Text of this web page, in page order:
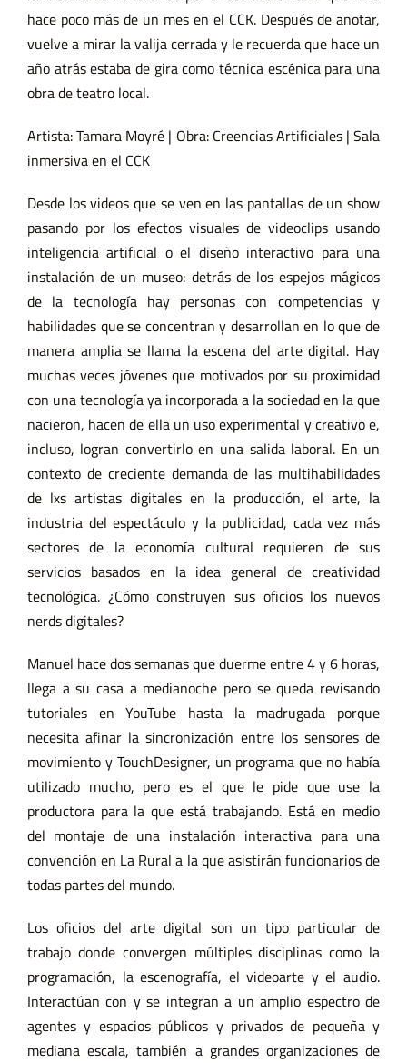
hace poco más de un mes en el CCK. Después de anotar,
vuelve a mirar la valija cerrada y le recuerda que hace un
año atrás estaba de gira como técnica escénica para una
obra de teatro local.
Artista: Tamara Moyré | Obra: Creencias Artificiales | Sala
inmersiva en el CCK
Desde los videos que se ven en las pantallas de un show
pasando por los efectos visuales de videoclips usando
inteligencia artificial o el diseño interactivo para una
instalación de un museo: detrás de los espejos mágicos
de la tecnología hay personas con competencias y
habilidades que se concentran y desarrollan en lo que de
manera amplia se llama la escena del arte digital. Hay
muchas veces jóvenes que motivados por su proximidad
con una tecnología ya incorporada a la sociedad en la que
nacieron, hacen de ella un uso experimental y creativo e,
incluso, logran convertirlo en una salida laboral. En un
contexto de creciente demanda de las multihabilidades
de lxs artistas digitales en la producción, el arte, la
industria del espectáculo y la publicidad, cada vez más
sectores de la economía cultural requieren de sus
servicios basados en la idea general de creatividad
tecnológica. ¿Cómo construyen sus oficios los nuevos
nerds digitales?
Manuel hace dos semanas que duerme entre 4 y 6 horas,
llega a su casa a medianoche pero se queda revisando
tutoriales en YouTube hasta la madrugada porque
necesita afinar la sincronización entre los sensores de
movimiento y TouchDesigner, un programa que no había
utilizado mucho, pero es el que le pide que use la
productora para la que está trabajando. Está en medio
del montaje de una instalación interactiva para una
convención en La Rural a la que asistirán funcionarios de
todas partes del mundo.
Los oficios del arte digital son un tipo particular de
trabajo donde convergen múltiples disciplinas como la
programación, la escenografía, el videoarte y el audio.
Interactúan con y se integran a un amplio espectro de
agentes y espacios públicos y privados de pequeña y
mediana escala, también a grandes organizaciones de